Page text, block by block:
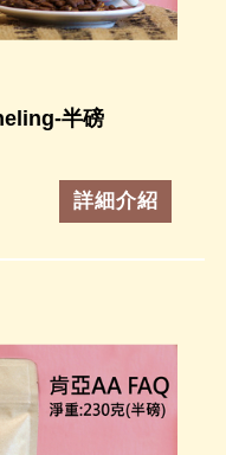
半磅
詳細介紹